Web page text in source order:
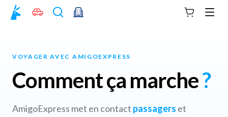
Votre panier
VOYAGER AVEC AMIGOEXPRESS
Comment ça marche?
AmigoExpress met en contact passagers et